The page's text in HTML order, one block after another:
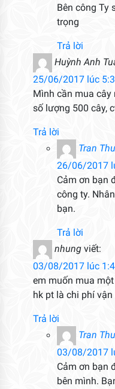
Bên công Ty
trọng
Trả lời
Huỳnh Anh
25/06/2017 lúc
Mình cần mua cây
số lượng 500 cây,
Trả lời
Tran
26/06/2017
Cảm ơn bạn
công ty.
bạn.
Trả lời
nhung viết:
03/08/2017 lúc
em muốn mua
hk pt là chi phí
Trả lời
Tran
03/08/2017
Cảm ơn bạn
bên mình.